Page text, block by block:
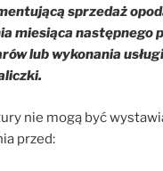
sprzedaż
miesiąca następnego
lub wykonania
nie mogą być
przed: